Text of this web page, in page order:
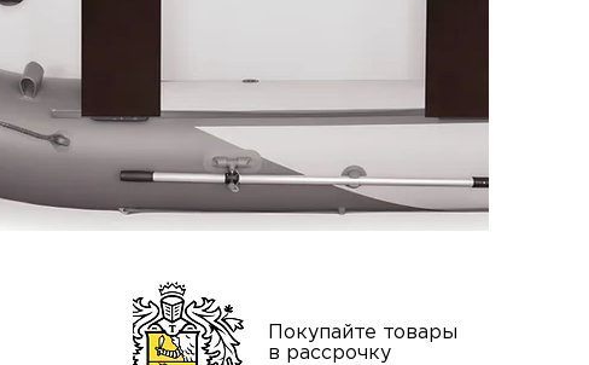
Покупайте товары
в рассрочку